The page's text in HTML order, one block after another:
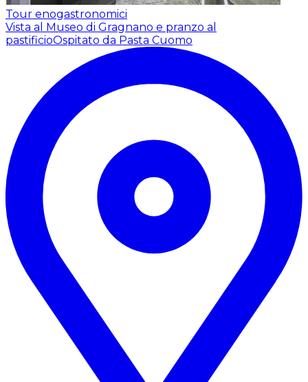
Tour enogastronomici
Vista al Museo di Gragnano e pranzo al
pastificioOspitato da Pasta Cuomo